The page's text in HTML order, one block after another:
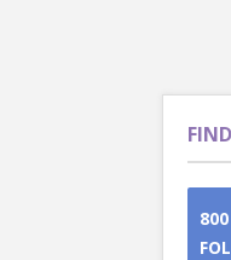
800